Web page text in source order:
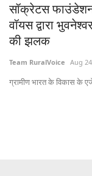
सॉक्रेटस
वॉयस द्वारा
की झलक
Team RuralVoice Aug
ग्रामीण भारत के विकास के